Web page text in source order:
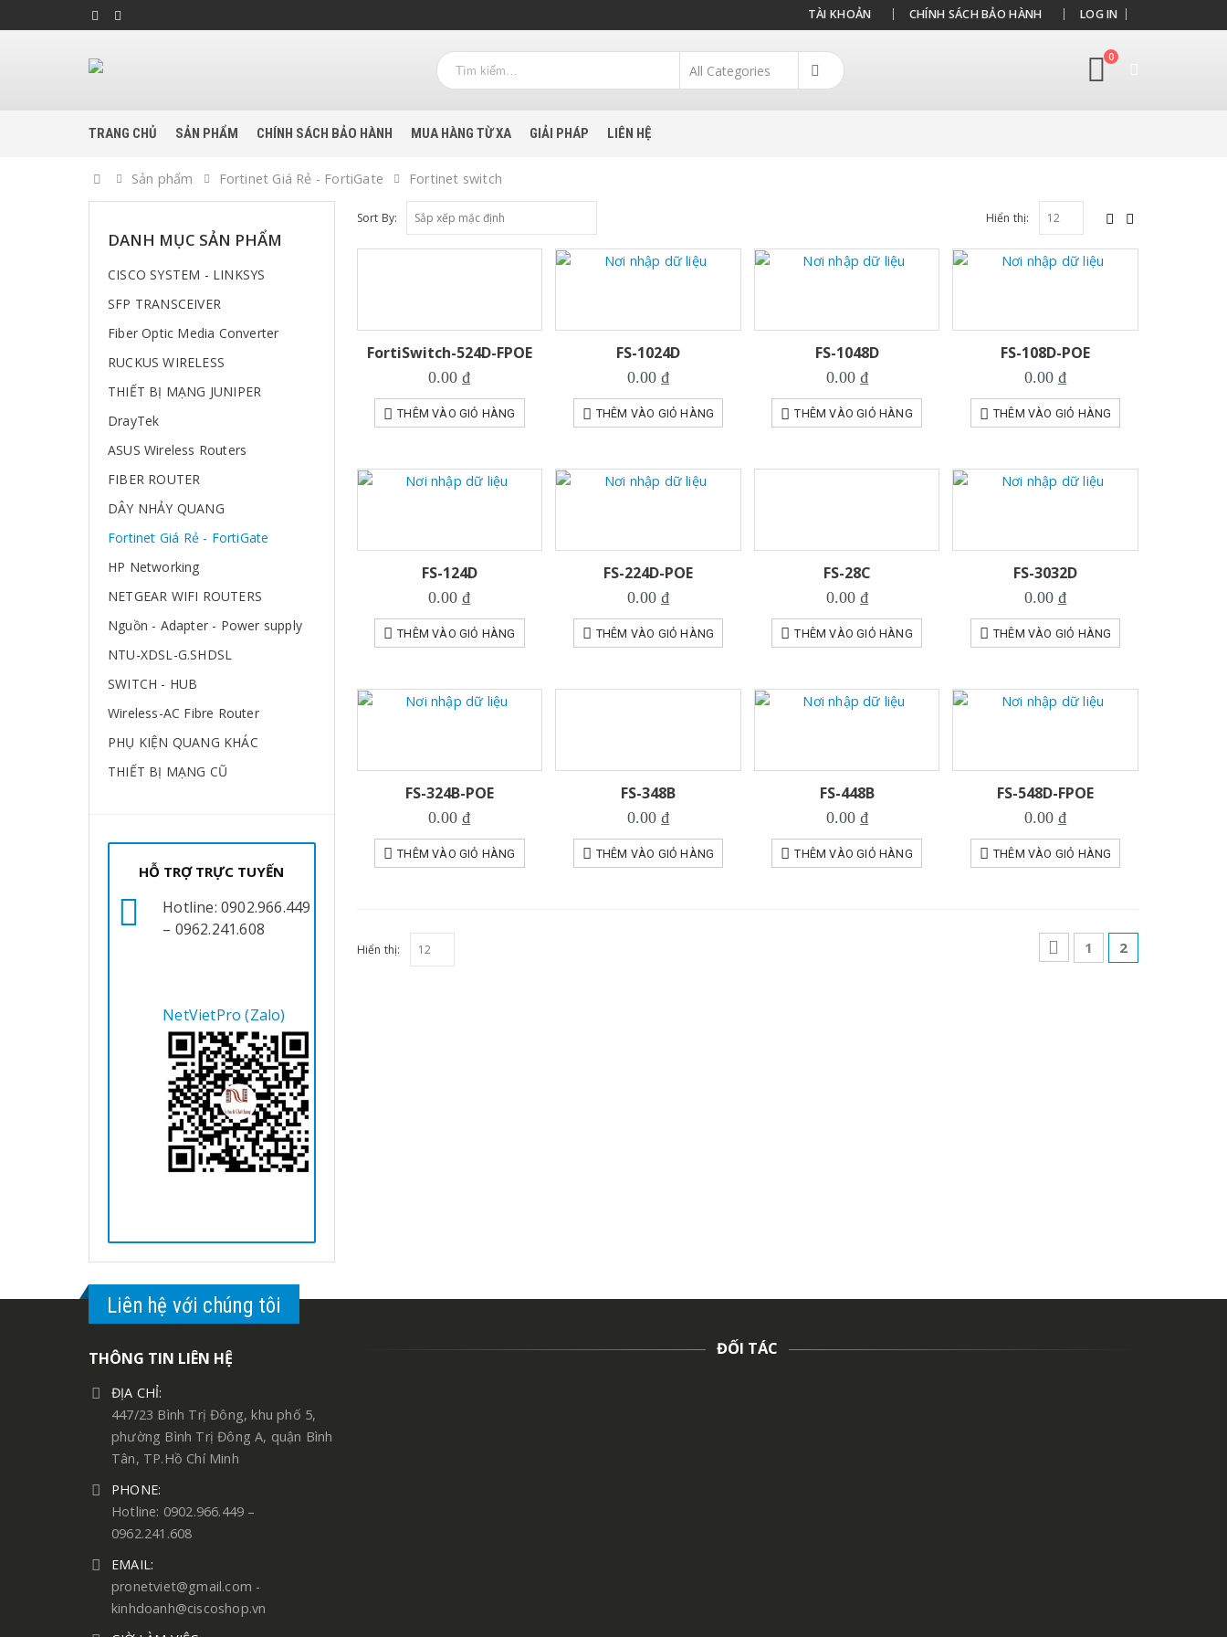
TÀI KHOẢN CHÍNH SÁCH BẢO HÀNH LOG IN
0
TRANG CHỦ SẢN PHẨM CHÍNH SÁCH BẢO HÀNH MUA HÀNG TỪ XA GIẢI PHÁP LIÊN HỆ
Home
Sản phẩm Fortinet Giá Rẻ - FortiGate Fortinet switch
Sort By: Hiển thị:
FortiSwitch-524D-FPOE
0.00₫
THÊM VÀO GIỎ HÀNG
FS-1024D
0.00 ₫
THÊM VÀO GIỎ HÀNG
FS-1048D
0.00 ₫
THÊM VÀO GIỎ HÀNG
FS-108D-POE
0.00₫
THÊM VÀO GIỎ HÀNG
FS-124D
0.00₫
THÊM VÀO GIỎ HÀNG
FS-224D-POE
0.00 ₫
THÊM VÀO GIỎ HÀNG
FS-28C
0.00 ₫
THÊM VÀO GIỎ HÀNG
FS-3032D
0.00₫
THÊM VÀO GIỎ HÀNG
FS-324B-POE
0.00₫
THÊM VÀO GIỎ HÀNG
FS-348B
0.00 ₫
THÊM VÀO GIỎ HÀNG
FS-448B
0.00 ₫
THÊM VÀO GIỎ HÀNG
FS-548D-FPOE
0.00₫
THÊM VÀO GIỎ HÀNG
Hiển thị: 1 2
DANH MỤC SẢN PHẨM
CISCO SYSTEM - LINKSYS
SFP TRANSCEIVER
Fiber Optic Media Converter
RUCKUS WIRELESS
THIẾT BỊ MẠNG JUNIPER
DrayTek
ASUS Wireless Routers
FIBER ROUTER
DÂY NHẢY QUANG
Fortinet Giá Rẻ - FortiGate
HP Networking
NETGEAR WIFI ROUTERS
Nguồn - Adapter - Power supply
NTU-XDSL-G.SHDSL
SWITCH - HUB
Wireless-AC Fibre Router
PHỤ KIỆN QUANG KHÁC
THIẾT BỊ MẠNG CŨ
HỖ TRỢ TRỰC TUYẾN
Hotline: 0902.966.449
– 0962.241.608
NetVietPro (Zalo)
Liên hệ với chúng tôi
THÔNG TIN LIÊN HỆ
ĐỊA CHỈ:
447/23 Bình Trị Đông, khu phố 5,
phường Bình Trị Đông A, quận Bình
Tân, TP.Hồ Chí Minh
PHONE:
Hotline: 0902.966.449 –
0962.241.608
EMAIL:
pronetviet@gmail.com -
kinhdoanh@ciscoshop.vn
ĐỐI TÁC